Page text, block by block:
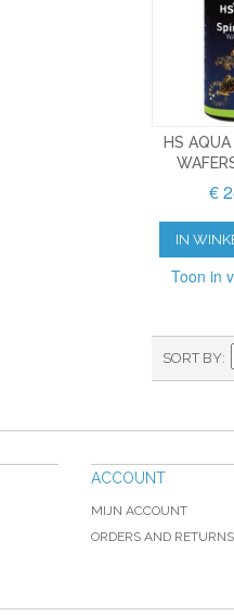
HS
€
IN
Toon in
SORT BY
ACCOUNT
MIJN ACCOUNT
ORDERS AND RETURNS